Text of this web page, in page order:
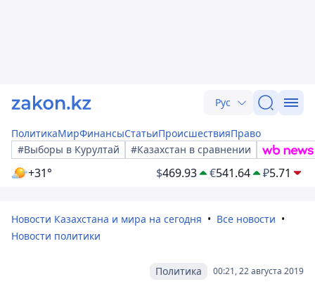
Рус
ПолитикаМирФинансыСтатьиПроисшествияПраво
#Выборы в Курултай
#Казахстан в сравнении
+31° $469.93 €541.64 ₽5.71
Новости Казахстана и мира на сегодня
Все новости
Новости политики
00:21, 22 августа 2019
Политика